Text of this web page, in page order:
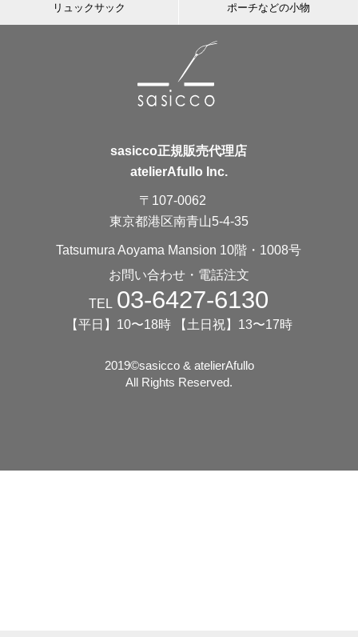
リュックサック ポーチなどの小物
sasicco正規販売代理店
atelierAfullo Inc.
〒107-0062
東京都港区南青山5-4-35
Tatsumura Aoyama Mansion 10階・1008号
お問い合わせ・電話注文
TEL 03-6427-6130
【平日】10〜18時 【土日祝】13〜17時
2019©️sasicco & atelierAfullo
All Rights Reserved.